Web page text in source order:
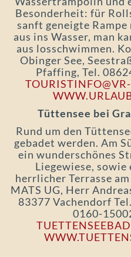
Besonderheit: für
sanft geneigte
aus ins Wasser, man
aus losschwimmen.
Obinger See,
Pfaffing, Tel.
Tüttensee bei
Rund um den
gebadet werden. Am
ein wunderschönes
Liegewiese,
herrlicher Terrasse
MATS UG, Herr
83377 Vachendorf
0160-